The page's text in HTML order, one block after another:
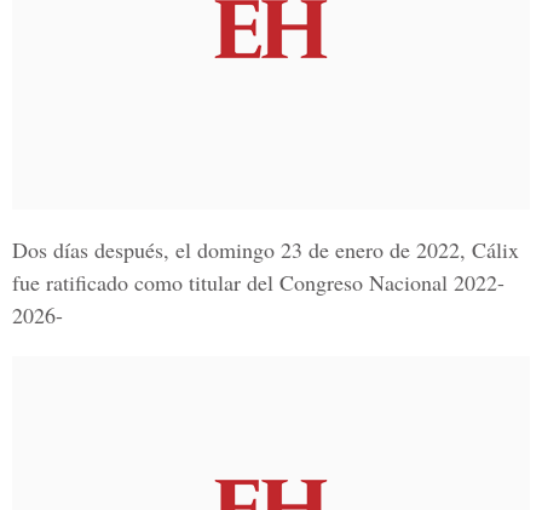
Dos días después, el domingo 23 de enero de 2022, Cálix
fue ratificado como titular del Congreso Nacional 2022-
2026-